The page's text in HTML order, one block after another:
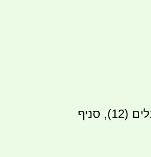
העברה בנקאית לחשבון 12230, בנק הפועלים (12), סניף